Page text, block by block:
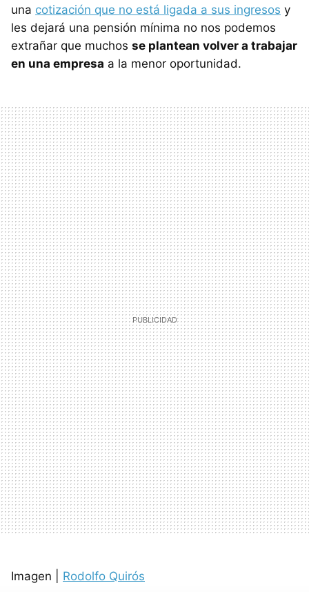
una cotización que no está ligada a sus ingresos y
les dejará una pensión mínima no nos podemos
extrañar que muchos se plantean volver a trabajar
en una empresa a la menor oportunidad.
Imagen | Rodolfo Quirós